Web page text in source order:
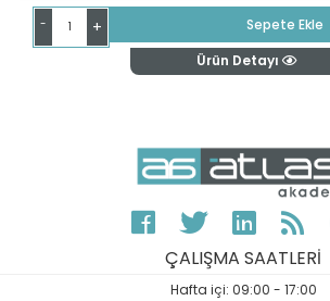
- +
Sepete Ekle
Ürün Detayı
ÇALIŞMA SAATLERİ
Hafta içi: 09:00 - 17:00